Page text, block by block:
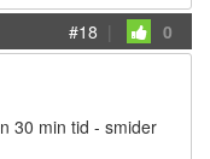
#18 | 0
30 min tid - smider